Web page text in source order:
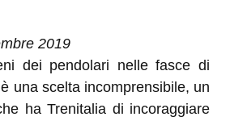
2019
dei pendolari nelle fasce di
una scelta incomprensibile, un
ha Trenitalia di incoraggiare